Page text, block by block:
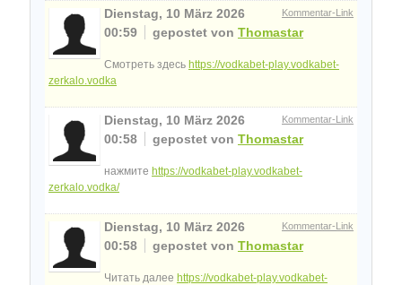
Kommentar-Link
Dienstag, 10 März 2026
00:59
gepostet von Thomastar
Смотреть здесь https://vodkabet-play.vodkabet-
zerkalo.vodka
Kommentar-Link
Dienstag, 10 März 2026
00:58
gepostet von Thomastar
нажмите https://vodkabet-play.vodkabet-
zerkalo.vodka/
Kommentar-Link
Dienstag, 10 März 2026
00:58
gepostet von Thomastar
Читать далее https://vodkabet-play.vodkabet-